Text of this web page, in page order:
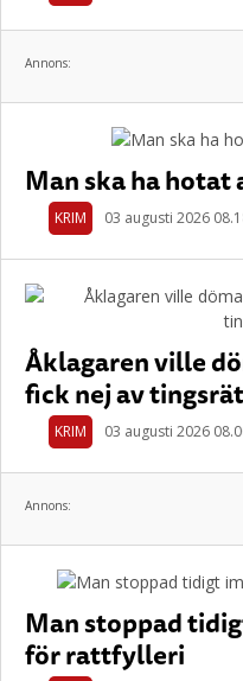
Annons:
Man ska ha hotat
KRIM 03 augusti 2026
Åklagaren ville
fick nej av
KRIM 03 augusti 2026
Annons:
Man stoppad
för rattfylleri